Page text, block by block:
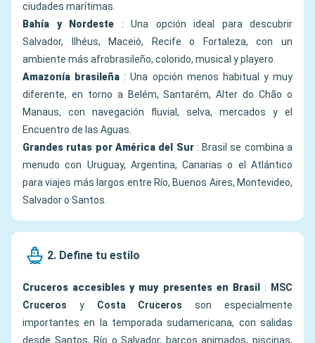
ciudades marítimas.
Bahía y Nordeste : Una opción ideal para descubrir
Salvador, Ilhéus, Maceió, Recife o Fortaleza, con un
ambiente más afrobrasileño, colorido, musical y playero.
Amazonía brasileña : Una opción menos habitual y muy
diferente, en torno a Belém, Santarém, Alter do Chão o
Manaus, con navegación fluvial, selva, mercados y el
Encuentro de las Aguas.
Grandes rutas por América del Sur: Brasil se combina a
menudo con Uruguay, Argentina, Canarias o el Atlántico
para viajes más largos entre Río, Buenos Aires, Montevideo,
Salvador o Santos.
2. Define tu estilo
Cruceros accesibles y muy presentes en Brasil :
MSC
Cruceros y Costa Cruceros son especialmente
importantes en la temporada sudamericana, con salidas
desde Santos, Río o Salvador, barcos animados, piscinas,